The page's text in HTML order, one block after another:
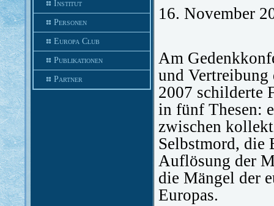
Institut
Personen
Europa Club
Publikationen
Partner
16. November
Am
und Vertreibung
2007 schilderte
in fünf Thesen:
zwischen
Selbstmord, die
Auflösung der
die Mängel der
Europas.